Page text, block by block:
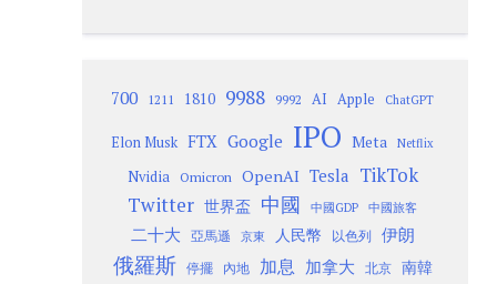
700 1211 1810 9988 9992 AI Apple ChatGPT
Elon Musk FTX Google IPO Meta Netflix
Nvidia Omicron OpenAI Tesla TikTok
Twitter 世界盃 中國 中國GDP 中國旅客
二十大 亞馬遜 京東 人民幣 以色列 伊朗
俄羅斯 停擺 內地 加息 加拿大 北京
南韓